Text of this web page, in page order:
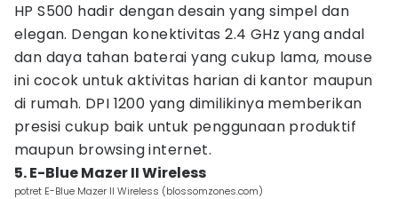
HP S500 hadir dengan desain yang simpel dan
elegan. Dengan konektivitas 2.4 GHz yang andal
dan daya tahan baterai yang cukup lama, mouse
ini cocok untuk aktivitas harian di kantor maupun
di rumah. DPI 1200 yang dimilikinya memberikan
presisi cukup baik untuk penggunaan produktif
maupun browsing internet.
5. E-Blue Mazer II Wireless
potret E-Blue Mazer II Wireless (blossomzones.com)